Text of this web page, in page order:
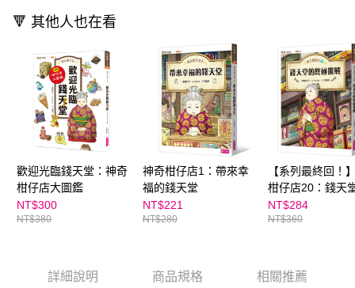
【注意事項】
易，需依本服務之必要範圍內提供個人資料，並將交易相關給付款項請求債
權轉讓予恩沛科技股份有限公司。
２．關於個人資料處理事宜，請瀏覽以下網址：
https://aftee.tw/terms/#terms3
３．未成年的使用者請事先徵得法定代理人或監護人之同意方可使用
「AFTEE先享後付」，若未經同意申辦者引起之損失，本公司不負相關責
４．使用「AFTEE先享後付」時，將依據個別帳號之用戶狀況，依本公司即
請求用戶進行身份認證。
５．嚴禁一人註冊多個帳號或使用他人資訊註冊。若發現惡意使用之情形，
恩沛科技股份有限公司將有權停止該用戶之使用額度並採取法律行動。
海外包裹航空運送
🔻 其他人也在看
歡迎光臨錢天堂：神奇
柑仔店大圖鑑
NT$300
NT$380
神奇柑仔店1：帶來幸
福的錢天堂
NT$221
NT$280
【系列最終回！
柑仔店20：錢天
極挑戰
NT$284
NT$360
詳細說明 商品規格 相關推薦